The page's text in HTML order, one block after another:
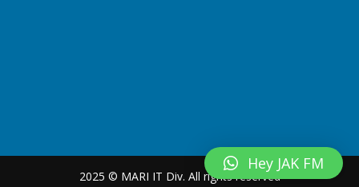
2025 © MARI IT Div. All rights reserved
Hey JAK FM